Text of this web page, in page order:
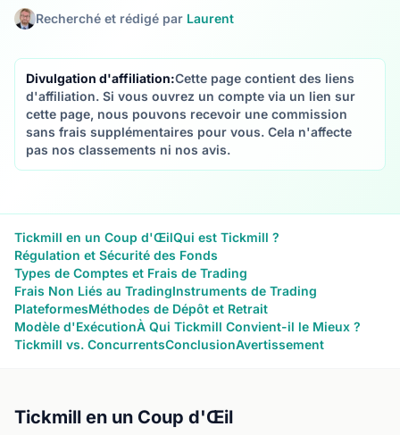
Recherché et rédigé par Laurent
Divulgation d'affiliation:Cette page contient des liens
d'affiliation. Si vous ouvrez un compte via un lien sur
cette page, nous pouvons recevoir une commission
sans frais supplémentaires pour vous. Cela n'affecte
pas nos classements ni nos avis.
Tickmill en un Coup d'ŒilQui est Tickmill ?
Régulation et Sécurité des Fonds
Types de Comptes et Frais de Trading
Frais Non Liés au TradingInstruments de Trading
PlateformesMéthodes de Dépôt et Retrait
Modèle d'ExécutionÀ Qui Tickmill Convient-il le Mieux ?
Tickmill vs. ConcurrentsConclusionAvertissement
Tickmill en un Coup d'Œil